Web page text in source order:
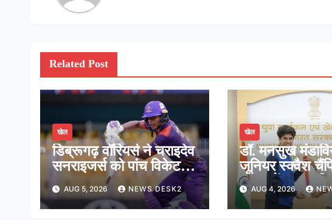
Related Post
खेल
डिब्रूगढ़ वॉरियर्स ने चराइदेव
सनराइजर्स को पांच विकेट से
हराया
AUG 5, 2026 NEWS DESK2
खेल
डॉ. मनसुख
जूनियर स्क्वैश
2026 में पदक
खिलाड़ियों को
किया
AUG 4, 2026